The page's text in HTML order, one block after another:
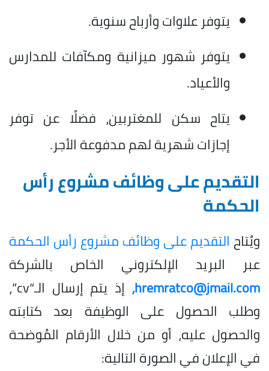
يتوفر علاوات وأرباح سنوية.
يتوفر شهور ميزانية ومكآفات للمدارس
والأعياد.
يتاح سكن للمغتربين، فضلًا عن توفر
إجازات شهرية لهم مدفوعة الأجر.
التقديم على وظائف مشروع رأس
الحكمة
ويُتاح التقديم على وظائف مشروع رأس الحكمة
عبر البريد الإلكتروني الخاص بالشركة
hremratco@jmail.com،
إذ يتم إرسال الـ“cv”،
وطلب الحصول على الوظيفة بعد كتابته
والحصول عليه، أو من خلال الأرقام المُوضحة
في الإعلان في الصورة التالية: